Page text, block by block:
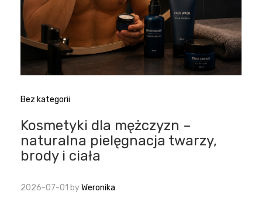
Bez kategorii
Kosmetyki dla mężczyzn –
naturalna pielęgnacja twarzy,
brody i ciała
2026-07-01 byWeronika